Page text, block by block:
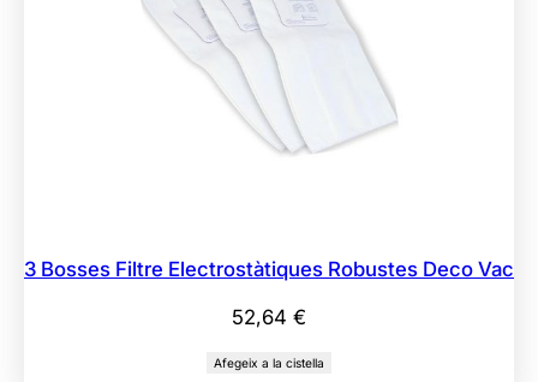
3 Bosses Filtre Electrostàtiques Robustes Deco Vac
52,64 €
Afegeix a la cistella